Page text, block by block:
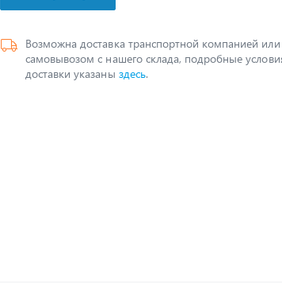
Возможна доставка транспортной компанией или
самовывозом с нашего склада, подробные
доставки указаны здесь.